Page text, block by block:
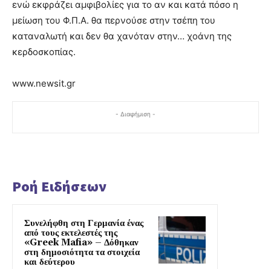
ενώ εκφράζει αμφιβολίες για το αν και κατά πόσο η
μείωση του Φ.Π.Α. θα περνούσε στην τσέπη του
καταναλωτή και δεν θα χανόταν στην… χοάνη της
κερδοσκοπίας.
www.newsit.gr
- Διαφήμιση -
Ροή Ειδήσεων
Συνελήφθη στη Γερμανία ένας
από τους εκτελεστές της
«Greek Mafia» – Δόθηκαν
στη δημοσιότητα τα στοιχεία
και δεύτερου